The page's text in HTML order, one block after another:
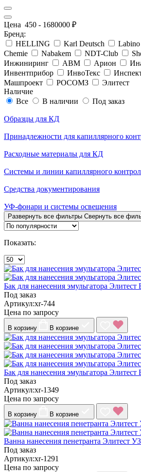
Цена 450 - 1680000 ₽
Бренд:
HELLING
Karl Deutsch Labino
Chemie
Nabakem NDT-Club
Инжиниринг
АВМ Арион
Инвентприбор
ИнвоТекс
Машпроект
РОСОМЗ
Элитест
Наличие
Все
В наличии Под заказ
Образцы для КД
Принадлежности для капиллярного
Расходные материалы для КД
Системы и линии капиллярного
Средства документирования
УФ-фонари и системы освещения
Развернуть все фильтры Свернуть все
Показать:
Бак для нанесения эмульгатора Элитест
Под заказ
Артикул:xr-744
Цена по запросу
В корзину В корзине
Бак для нанесения эмульгатора
Под заказ
Артикул:xr-1349
Цена по запросу
В корзину В корзине
Ванна нанесения пенетранта
Под заказ
Артикул:xr-1291
Цена по запросу